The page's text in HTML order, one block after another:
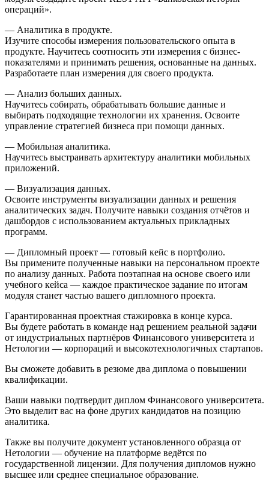
операций».
— Аналитика в продукте.
Изучите способы измерения пользовательского опыта в
продукте. Научитесь соотносить эти измерения с бизнес-
показателями и принимать решения, основанные на данных.
Разработаете план измерения для своего продукта.
— Анализ больших данных.
Научитесь собирать, обрабатывать большие данные и
выбирать подходящие технологии их хранения. Освоите
управление стратегией бизнеса при помощи данных.
— Мобильная аналитика.
Научитесь выстраивать архитектуру аналитики мобильных
приложений.
— Визуализация данных.
Освоите инструменты визуализации данных и решения
аналитических задач. Получите навыки создания отчётов и
дашбордов с использованием актуальных прикладных
программ.
— Дипломный проект — готовый кейс в портфолио.
Вы примените полученные навыки на персональном проекте
по анализу данных. Работа поэтапная на основе своего или
учебного кейса — каждое практическое задание по итогам
модуля станет частью вашего дипломного проекта.
Гарантированная проектная стажировка в конце курса.
Вы будете работать в команде над решением реальной задачи
от индустриальных партнёров Финансового университета и
Нетологии — корпораций и высокотехнологичных стартапов.
Вы сможете добавить в резюме два диплома о повышении
квалификации.
Ваши навыки подтвердит диплом Финансового университета.
Это выделит вас на фоне других кандидатов на позицию
аналитика.
Также вы получите документ установленного образца от
Нетологии — обучение на платформе ведётся по
государственной лицензии. Для получения дипломов нужно
высшее или среднее специальное образование.